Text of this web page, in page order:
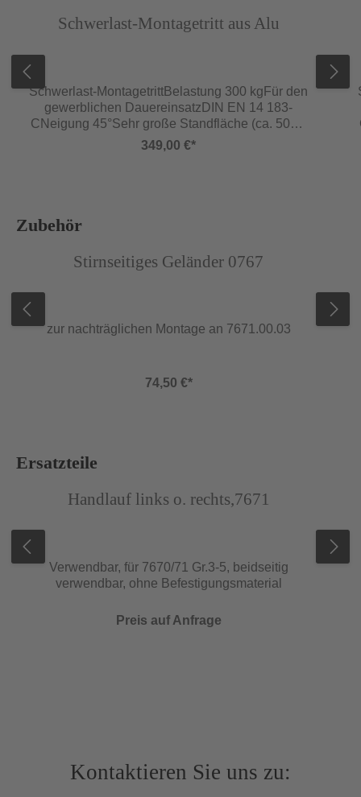
Schwerlast-Montagetritt aus Alu
Schwerlast-MontagetrittBelastung 300 kgFür den
gewerblichen DauereinsatzDIN EN 14 183-
CNeigung 45°Sehr große Standfläche (ca. 500 x
400 mm)Geschweißte, sehr stabile und
verwindungssteife
abgewinkelt, keine Verletzungsgefahr durch
geschraubten, leicht auswechselbaren
349,00 €*
Produktgalerie überspringen
Zubehör
Stirnseitiges Geländer 0767
zur nachträglichen Montage an 7671.00.03
74,50 €*
Produktgalerie überspringen
Ersatzteile
Handlauf links o. rechts,7671
Verwendbar, für 7670/71 Gr.3-5, beidseitig
verwendbar, ohne Befestigungsmaterial
Preis auf Anfrage
Kontaktieren Sie uns zu: